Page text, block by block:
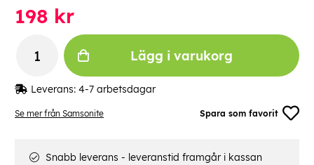
Se mer från Samsonite Spara som favorit
198 kr
Lägg i varukorg
Leverans: 4-7 arbetsdagar
Snabb leverans - leveranstid framgår i kassan